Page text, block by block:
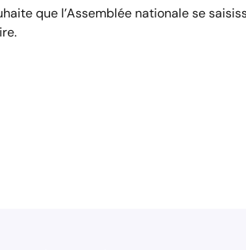
que l’Assemblée nationale se